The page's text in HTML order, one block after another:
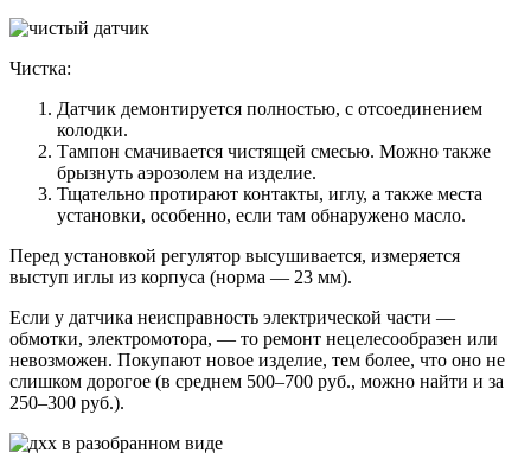
Чистка:
Датчик демонтируется полностью, с отсоединением
колодки.
Тампон смачивается чистящей смесью. Можно также
брызнуть аэрозолем на изделие.
Тщательно протирают контакты, иглу, а также места
установки, особенно, если там обнаружено масло.
Перед установкой регулятор высушивается, измеряется
выступ иглы из корпуса (норма — 23 мм).
Если у датчика неисправность электрической части —
обмотки, электромотора, — то ремонт нецелесообразен или
невозможен. Покупают новое изделие, тем более, что оно не
слишком дорогое (в среднем 500–700 руб., можно найти и за
250–300 руб.).